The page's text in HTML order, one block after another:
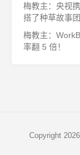
梅教主：央视
搭了种草故事
梅教主：
率翻 5 倍！
Copyright